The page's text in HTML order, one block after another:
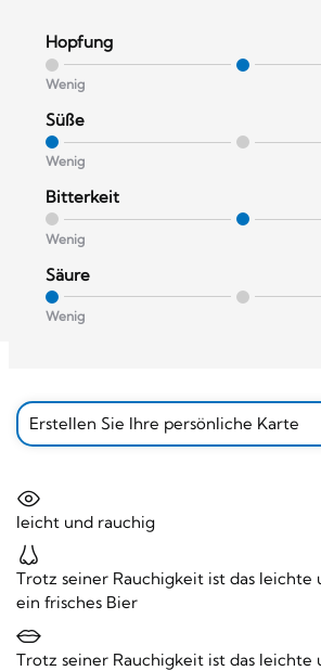
Hopfung
Wenig
Süße
Wenig
Bitterkeit
Wenig
Säure
Wenig
Erstellen Sie Ihre persönliche Karte
leicht und rauchig
Trotz seiner Rauchigkeit ist das leichte
ein frisches Bier
Trotz seiner Rauchigkeit ist das leichte